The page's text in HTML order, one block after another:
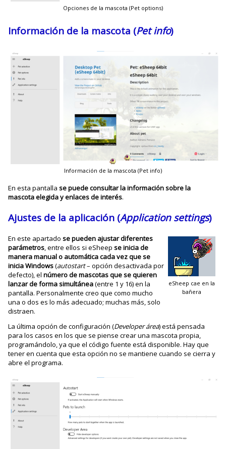
Opciones de la mascota (Pet options)
Información de la mascota (Pet info)
Información de la mascota (Pet info)
En esta pantallase puede consultar la información sobre la
mascota elegida y enlaces de interés.
Ajustes de la aplicación (Application settings)
eSheep cae en la
bañera
En este apartadose pueden ajustar diferentes
parámetros, entre ellos si eSheepse inicia de
manera manual o automática cada vez que se
inicia Windows(autostart– opción desactivada por
defecto), elnúmero de mascotas que se quieren
lanzar de forma simultánea(entre 1 y 16) en la
pantalla. Personalmente creo que como mucho
una o dos es lo más adecuado; muchas más, solo
distraen.
La última opción de configuración (Developer área) está pensada
para los casos en los que se piense crear una mascota propia,
programándolo, ya que el código fuente está disponible. Hay que
tener en cuenta que esta opción no se mantiene cuando se cierra y
abre el programa.